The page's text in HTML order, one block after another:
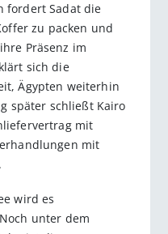
fordert Sadat die
zu packen und
Präsenz im
sich die
Ägypten weiterhin
später schließt Kairo
mit
mit
wird es
unter dem